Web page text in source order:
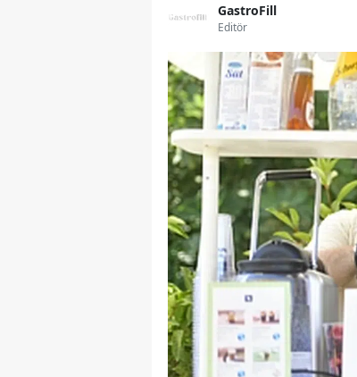
GastroFill
Editör